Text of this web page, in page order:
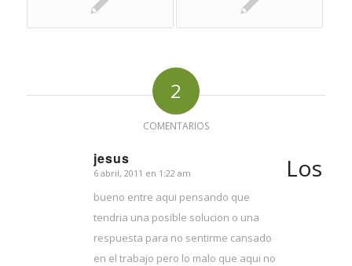
2
COMENTARIOS
jesus
Dice:
6 abril, 2011 en 1:22 am
bueno entre aqui pensando que
tendria una posible solucion o una
respuesta para no sentirme cansado
en el trabajo pero lo malo que aqui no
Los